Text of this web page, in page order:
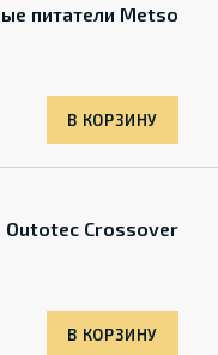
питатели Metso
В КОРЗИНУ
Outotec Crossover
В КОРЗИНУ